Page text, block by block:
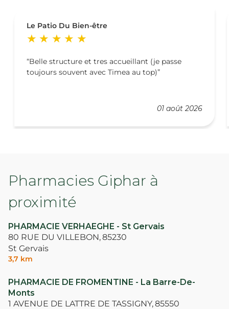
Le Patio Du Bien-être
01 août 2026
Belle structure et tres accueillant (je passe
toujours souvent avec Timea au top)
Pharmacies Giphar à
proximité
PHARMACIE VERHAEGHE - St Gervais
80 RUE DU VILLEBON,85230
St Gervais
3,7 km
PHARMACIE DE FROMENTINE - La Barre-De-
Monts
1 AVENUE DE LATTRE DE TASSIGNY,85550